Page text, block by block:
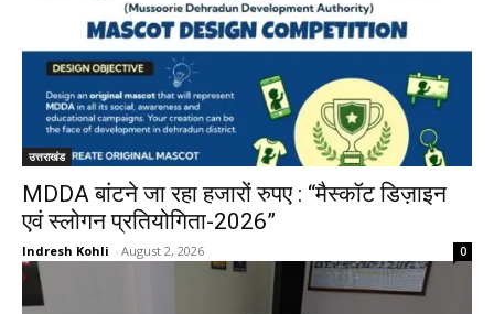
उत्तराखंड
MDDA बांटने जा रहा हजारों रुपए : “मैस्कॉट डिज़ाइन
एवं स्लोगन प्रतियोगिता-2026”
Indresh Kohli - August 2, 2026 0